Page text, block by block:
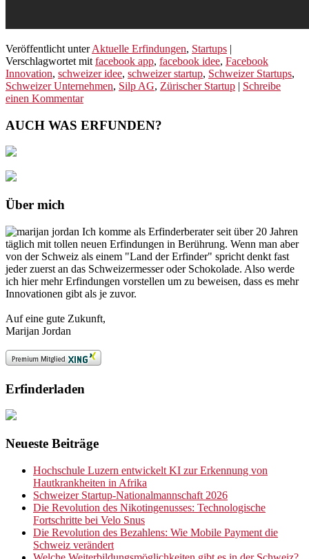
Veröffentlicht unter Aktuelle Erfindungen, Startups |
Verschlagwortet mit facebook app, facebook idee, Facebook
Innovation, schweizer idee, schweizer startup, Schweizer Startups,
Schweizer Unternehmen, Silp AG, Zürischer Startup | Schreibe
einen Kommentar
AUCH WAS ERFUNDEN?
Über mich
Ich komme als Erfinderberater seit über 20 Jahren
täglich mit tollen neuen Erfindungen in Berührung. Wenn man aber
von der Schweiz als einem "Land der Erfinder" spricht denkt fast
jeder zuerst an das Schweizermesser oder Schokolade. Also werde
ich hier mehr Erfindungen vorstellen um zu beweisen, dass es mehr
Innovationen gibt als je zuvor.
Auf eine gute Zukunft,
Marijan Jordan
Erfinderladen
Neueste Beiträge
Hochschule Luzern entwickelt KI zur Erkennung von
Hautkrankheiten in Afrika
Schweizer Startup-Nationalmannschaft 2026
Die Revolution des Nikotingenusses: Technologische
Fortschritte bei Velo Snus
Die Revolution des Bezahlens: Wie Mobile Payment die
Schweiz verändert